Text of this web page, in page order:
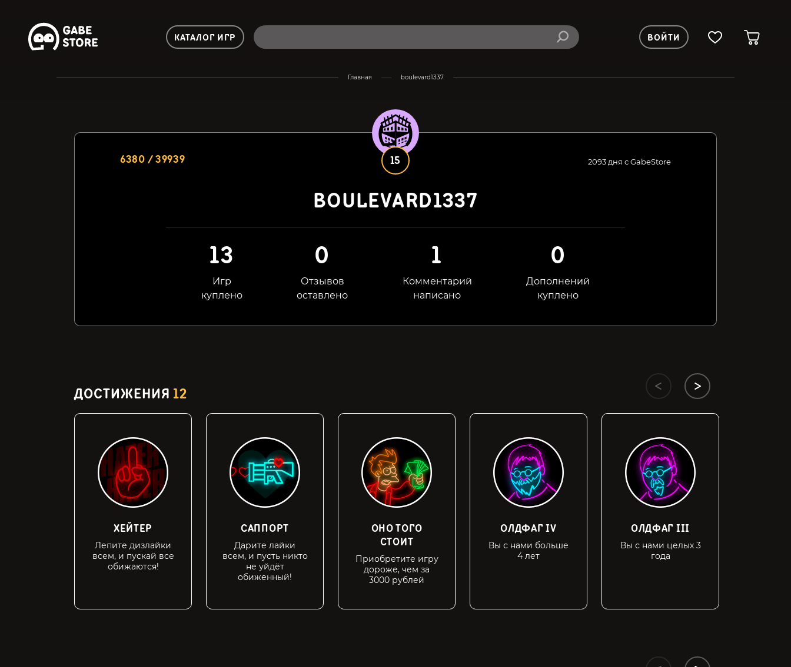
КАТАЛОГ ИГР ВОЙТИ
Главная boulevard1337
6380 / 39939 15 2093 дня с GabeStore
BOULEVARD1337
13
Игр
куплено
0
Отзывов
оставлено
1
Комментарий
написано
0
Дополнений
куплено
ДОСТИЖЕНИЯ 12
ХЕЙТЕР
Лепите дизлайки
всем, и пускай все
обижаются!
САППОРТ
Дарите лайки
всем, и пусть никто
не уйдёт
обиженный!
ОНО ТОГО
СТОИТ
Приобретите игру
дороже, чем за
3000 рублей
ОЛДФАГ IV
Вы с нами больше
4 лет
ОЛДФАГ III
Вы с нами целых 3
года